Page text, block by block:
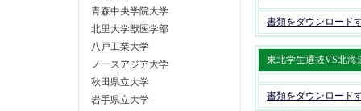
青森中央学院大学
北里大学獣医学部
八戸工業大学
ノースアジア大学
秋田県立大学
岩手県立大学
書類をダウンロード
東北学生選抜VS北海
書類をダウンロード